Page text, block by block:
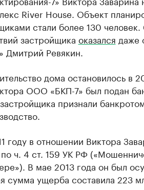
River House. Объект
стали более 130
застройщика оказался даже
Дмитрий Ревякин.
дома остановилось в
ООО «БКП-7» был подан
признали
году в отношении Виктора
ч. 4 ст. 159 УК РФ
В мае 2013 года он был
сумма ущерба составила 223